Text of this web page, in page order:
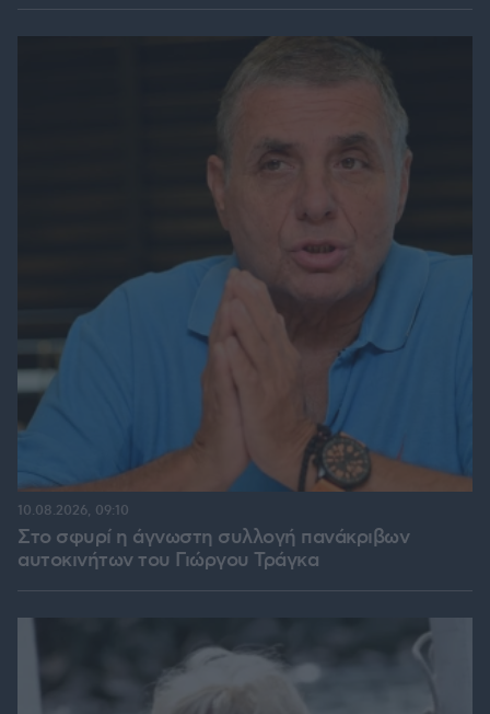
Στο σφυρί η άγνωστη συλλογή πανάκριβων
αυτοκινήτων του Γιώργου Τράγκα
10.08.2026, 09:10